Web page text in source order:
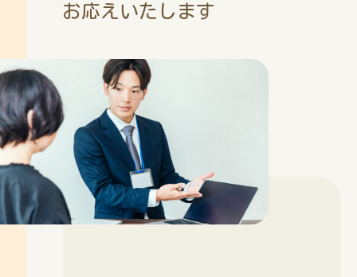
お応えいたします